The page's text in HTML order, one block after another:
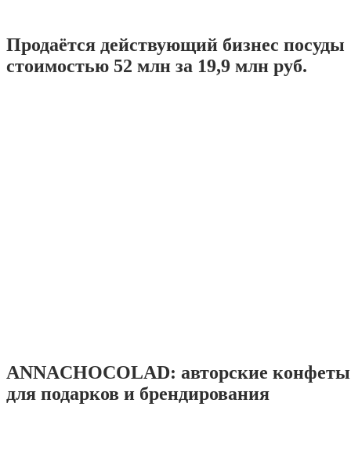
Продаётся действующий бизнес посуды
стоимостью 52 млн за 19,9 млн руб.
ANNACHOCOLAD: авторские
для подарков и брендирования